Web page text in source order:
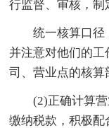
行监督、审核，制
统一核算口径
并注意对他们的
司、营业点的核算
(2)正确计算
缴纳税款，积极配